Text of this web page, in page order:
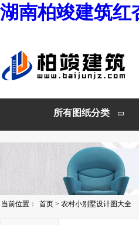
湖南柏竣建筑红
所有图纸分类 
当前位置： 首页 > 农村小别墅设计图大全